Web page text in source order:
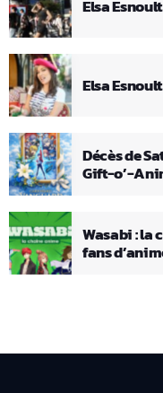
Elsa
Elsa
Décès de
Gift-o’-
Wasabi : la
fans